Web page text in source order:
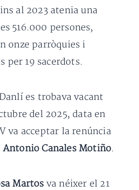
al 2023 atenia una
516.000 persones,
onze parròquies i
per 19 sacerdots.
es trobava vacant
del 2025, data en
va acceptar la renúncia
Antonio Canales Motiño.
Martos va néixer el 21